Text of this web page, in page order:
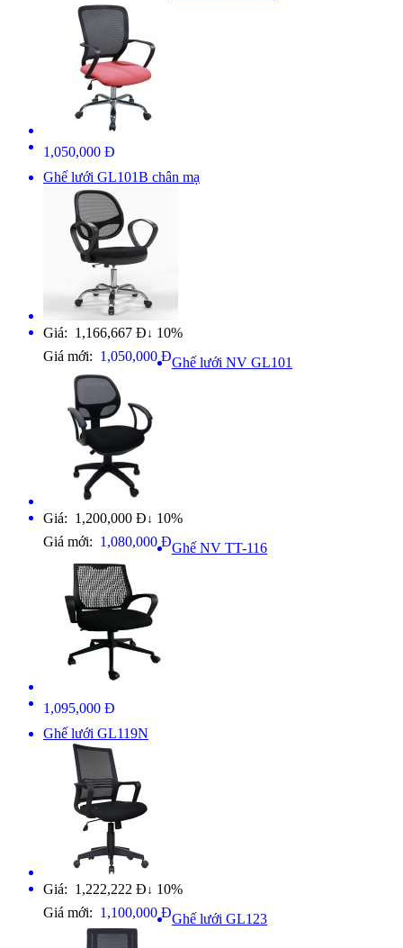
1,050,000 Đ
Ghế lưới GL101B chân mạ
Giá: 1,166,667 Đ ↓ 10%
Giá mới: 1,050,000 ĐGhế lưới NV GL101
Giá: 1,200,000 Đ ↓ 10%
Giá mới: 1,080,000 ĐGhế NV TT-116
1,095,000 Đ
Ghế lưới GL119N
Giá: 1,222,222 Đ ↓ 10%
Giá mới: 1,100,000 ĐGhế lưới GL123